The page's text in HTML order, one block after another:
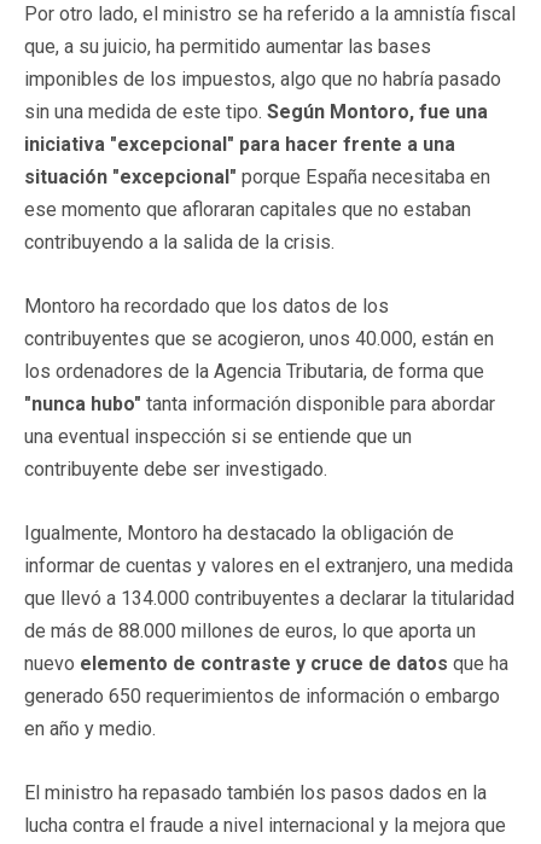
Por otro lado, el ministro se ha referido a la amnistía fiscal
que, a su juicio, ha permitido aumentar las bases
imponibles de los impuestos, algo que no habría pasado
sin una medida de este tipo. Según Montoro, fue una
iniciativa "excepcional" para hacer frente a una
situación "excepcional" porque España necesitaba en
ese momento que afloraran capitales que no estaban
contribuyendo a la salida de la crisis.
Montoro ha recordado que los datos de los
contribuyentes que se acogieron, unos 40.000, están en
los ordenadores de la Agencia Tributaria, de forma que
"nunca hubo" tanta información disponible para abordar
una eventual inspección si se entiende que un
contribuyente debe ser investigado.
Igualmente, Montoro ha destacado la obligación de
informar de cuentas y valores en el extranjero, una medida
que llevó a 134.000 contribuyentes a declarar la titularidad
de más de 88.000 millones de euros, lo que aporta un
nuevo elemento de contraste y cruce de datos que ha
generado 650 requerimientos de información o embargo
en año y medio.
El ministro ha repasado también los pasos dados en la
lucha contra el fraude a nivel internacional y la mejora que